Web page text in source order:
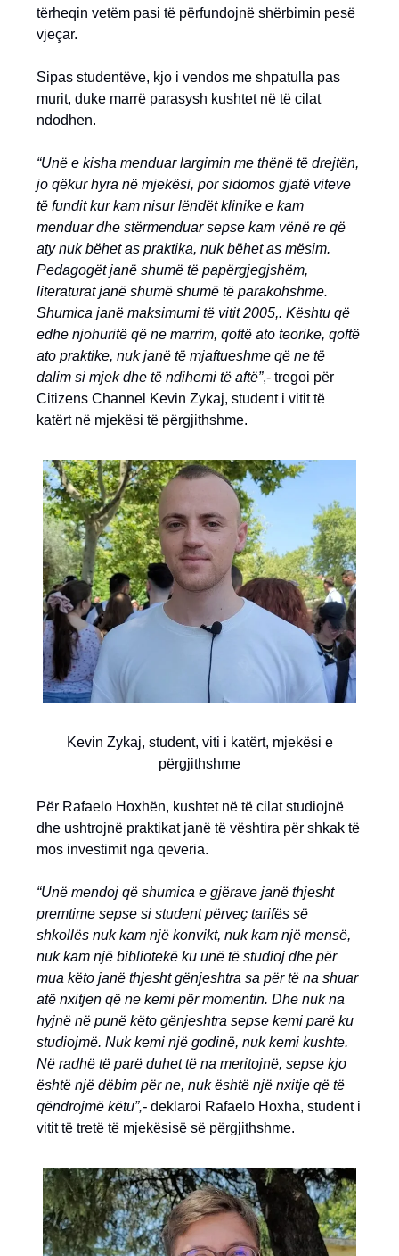
tërheqin vetëm pasi të përfundojnë shërbimin pesë
vjeçar.
Sipas studentëve, kjo i vendos me shpatulla pas
murit, duke marrë parasysh kushtet në të cilat
ndodhen.
“Unë e kisha menduar largimin me thënë të drejtën,
jo qëkur hyra në mjekësi, por sidomos gjatë viteve
të fundit kur kam nisur lëndët klinike e kam
menduar dhe stërmenduar sepse kam vënë re që
aty nuk bëhet as praktika, nuk bëhet as mësim.
Pedagogët janë shumë të papërgjegjshëm,
literaturat janë shumë shumë të parakohshme.
Shumica janë maksimumi të vitit 2005,. Kështu që
edhe njohuritë që ne marrim, qoftë ato teorike, qoftë
ato praktike, nuk janë të mjaftueshme që ne të
dalim si mjek dhe të ndihemi të aftë”,- tregoi për
Citizens Channel Kevin Zykaj, student i vitit të
katërt në mjekësi të përgjithshme.
Kevin Zykaj, student, viti i katërt, mjekësi e
përgjithshme
Për Rafaelo Hoxhën, kushtet në të cilat studiojnë
dhe ushtrojnë praktikat janë të vështira për shkak të
mos investimit nga qeveria.
“Unë mendoj që shumica e gjërave janë thjesht
premtime sepse si student përveç tarifës së
shkollës nuk kam një konvikt, nuk kam një mensë,
nuk kam një bibliotekë ku unë të studioj dhe për
mua këto janë thjesht gënjeshtra sa për të na shuar
atë nxitjen që ne kemi për momentin. Dhe nuk na
hyjnë në punë këto gënjeshtra sepse kemi parë ku
studiojmë. Nuk kemi një godinë, nuk kemi kushte.
Në radhë të parë duhet të na meritojnë, sepse kjo
është një dëbim për ne, nuk është një nxitje që të
qëndrojmë këtu”,- deklaroi Rafaelo Hoxha, student i
vitit të tretë të mjekësisë së përgjithshme.